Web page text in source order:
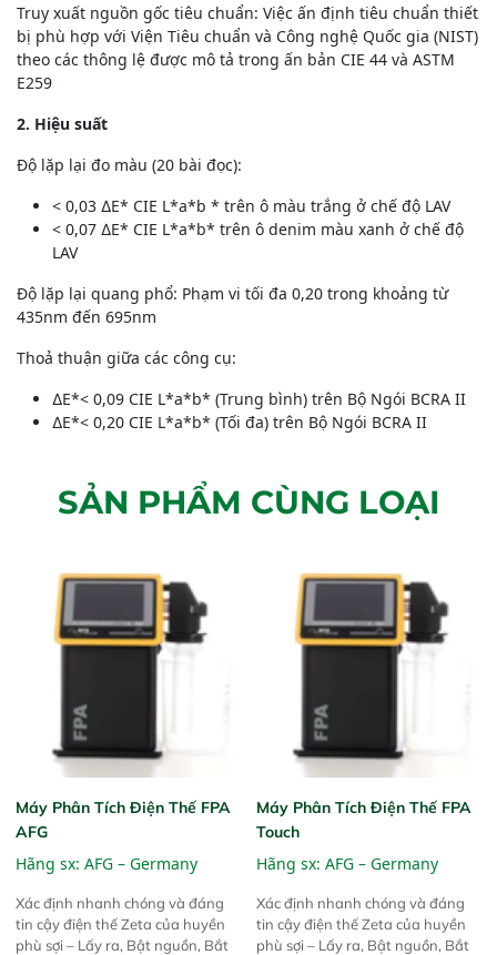
Truy xuất nguồn gốc tiêu chuẩn: Việc ấn định tiêu chuẩn thiết
bị phù hợp với Viện Tiêu chuẩn và Công nghệ Quốc gia (NIST)
theo các thông lệ được mô tả trong ấn bản CIE 44 và ASTM
E259
2. Hiệu suất
Độ lặp lại đo màu (20 bài đọc):
< 0,03 ∆E* CIE L*a*b * trên ô màu trắng ở chế độ LAV
< 0,07 ∆E* CIE L*a*b* trên ô denim màu xanh ở chế độ
LAV
Độ lặp lại quang phổ: Phạm vi tối đa 0,20 trong khoảng từ
435nm đến 695nm
Thoả thuận giữa các công cụ:
∆E*< 0,09 CIE L*a*b* (Trung bình) trên Bộ Ngói BCRA II
∆E*< 0,20 CIE L*a*b* (Tối đa) trên Bộ Ngói BCRA II
SẢN PHẨM CÙNG LOẠI
Máy Phân Tích Điện Thế FPA
AFG
Hãng sx: AFG – Germany
Xác định nhanh chóng và đáng
tin cậy điện thế Zeta của huyền
phù sợi – Lấy ra, Bật nguồn, Bắt
Máy Phân Tích Điện Thế FPA
Touch
Hãng sx: AFG – Germany
Xác định nhanh chóng và đáng
tin cậy điện thế Zeta của huyền
phù sợi – Lấy ra, Bật nguồn, Bắt